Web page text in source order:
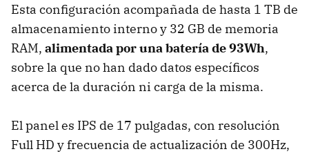
Esta configuración acompañada de hasta 1 TB de
almacenamiento interno y 32 GB de memoria
RAM, alimentada por una batería de 93Wh,
sobre la que no han dado datos específicos
acerca de la duración ni carga de la misma.
El panel es IPS de 17 pulgadas, con resolución
Full HD y frecuencia de actualización de 300Hz,